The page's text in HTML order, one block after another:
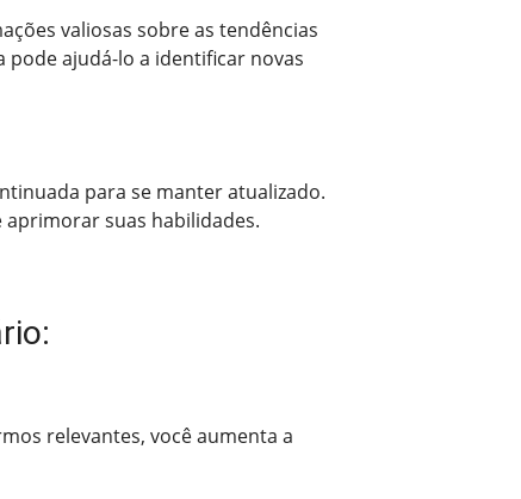
valiosas sobre as tendências
pode ajudá-lo a identificar novas
para se manter atualizado.
suas habilidades.
relevantes, você aumenta a